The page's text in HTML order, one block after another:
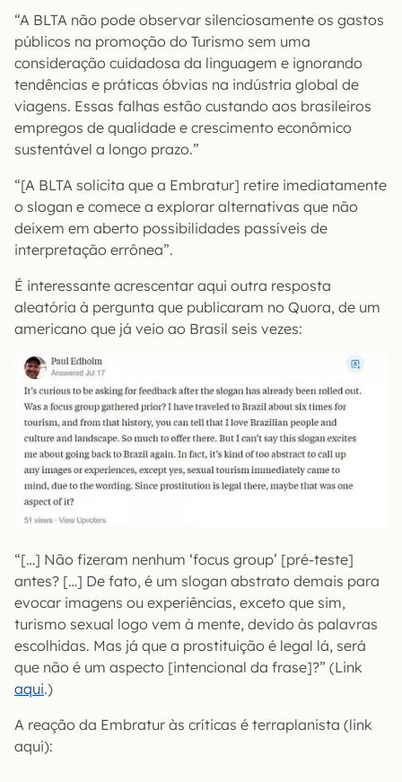
“A BLTA não pode observar silenciosamente os gastos
públicos na promoção do Turismo sem uma
consideração cuidadosa da linguagem e ignorando
tendências e práticas óbvias na indústria global de
viagens. Essas falhas estão custando aos brasileiros
empregos de qualidade e crescimento econômico
sustentável a longo prazo.”
“[A BLTA solicita que a Embratur] retire imediatamente
o slogan e comece a explorar alternativas que não
deixem em aberto possibilidades passíveis de
interpretação errônea”.
É interessante acrescentar aqui outra resposta
aleatória à pergunta que publicaram no Quora, de um
americano que já veio ao Brasil seis vezes:
“[…] Não fizeram nenhum ‘focus group’ [pré-teste]
antes? […] De fato, é um slogan abstrato demais para
evocar imagens ou experiências, exceto que sim,
turismo sexual logo vem à mente, devido às palavras
escolhidas. Mas já que a prostituição é legal lá, será
que não é um aspecto [intencional da frase]?” (Link
aqui.)
A reação da Embratur às críticas é terraplanista (link
aqui):